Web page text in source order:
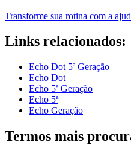
Transforme sua rotina com a
Links relacionados:
Echo Dot 5ª Geração
Echo Dot
Echo 5ª Geração
Echo 5ª
Echo Geração
Termos mais